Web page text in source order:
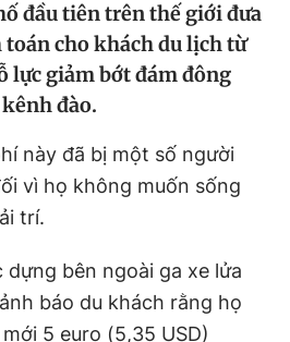
Magazine
Bạn cần biết
đầu tiên trên thế giới đưa
cho khách du lịch từ
lực giảm bớt đám đông
đào.
này đã bị một số người
vì họ không muốn sống
trí.
dựng bên ngoài ga xe lửa
báo du khách rằng họ
5 euro (5,35 USD)